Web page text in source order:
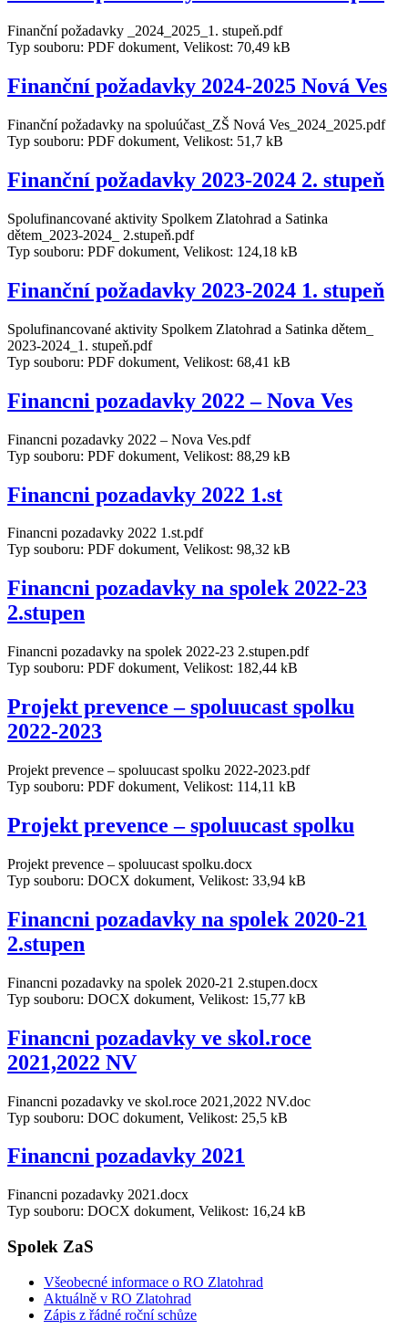
Finanční požadavky _2024_2025_1. stupeň.pdf
Typ souboru: PDF dokument, Velikost: 70,49 kB
Finanční požadavky 2024-2025 Nová Ves
Finanční požadavky na spoluúčast_ZŠ Nová Ves_2024_2025.pdf
Typ souboru: PDF dokument, Velikost: 51,7 kB
Finanční požadavky 2023-2024 2. stupeň
Spolufinancované aktivity Spolkem Zlatohrad a Satinka
dětem_2023-2024_ 2.stupeň.pdf
Typ souboru: PDF dokument, Velikost: 124,18 kB
Finanční požadavky 2023-2024 1. stupeň
Spolufinancované aktivity Spolkem Zlatohrad a Satinka dětem_
2023-2024_1. stupeň.pdf
Typ souboru: PDF dokument, Velikost: 68,41 kB
Financni pozadavky 2022 – Nova Ves
Financni pozadavky 2022 – Nova Ves.pdf
Typ souboru: PDF dokument, Velikost: 88,29 kB
Financni pozadavky 2022 1.st
Financni pozadavky 2022 1.st.pdf
Typ souboru: PDF dokument, Velikost: 98,32 kB
Financni pozadavky na spolek 2022-23
2.stupen
Financni pozadavky na spolek 2022-23 2.stupen.pdf
Typ souboru: PDF dokument, Velikost: 182,44 kB
Projekt prevence – spoluucast spolku
2022-2023
Projekt prevence – spoluucast spolku 2022-2023.pdf
Typ souboru: PDF dokument, Velikost: 114,11 kB
Projekt prevence – spoluucast spolku
Projekt prevence – spoluucast spolku.docx
Typ souboru: DOCX dokument, Velikost: 33,94 kB
Financni pozadavky na spolek 2020-21
2.stupen
Financni pozadavky na spolek 2020-21 2.stupen.docx
Typ souboru: DOCX dokument, Velikost: 15,77 kB
Financni pozadavky ve skol.roce
2021,2022 NV
Financni pozadavky ve skol.roce 2021,2022 NV.doc
Typ souboru: DOC dokument, Velikost: 25,5 kB
Financni pozadavky 2021
Financni pozadavky 2021.docx
Typ souboru: DOCX dokument, Velikost: 16,24 kB
Spolek ZaS
Všeobecné informace o RO Zlatohrad
Aktuálně v RO Zlatohrad
Zápis z řádné roční schůze